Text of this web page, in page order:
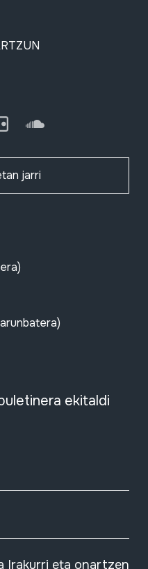
Flickr SoundCloud
jarri
ekitaldi
Irakurri eta onartzen